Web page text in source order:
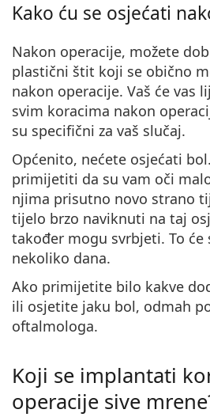
Kako ću se osjećati
Nakon operacije, možete
plastični štit koji se obično
nakon operacije. Vaš će vas
svim koracima nakon
su specifični za vaš slučaj.
Općenito, nećete osjećati
primijetiti da su vam oči
njima prisutno novo strano
tijelo brzo naviknuti na taj
također mogu svrbjeti. To će
nekoliko dana.
Ako primijetite bilo kakve
ili osjetite jaku bol, odmah
oftalmologa.
Koji se implantati
operacije sive